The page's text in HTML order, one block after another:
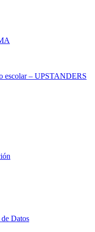
escolar – UPSTANDERS
Datos